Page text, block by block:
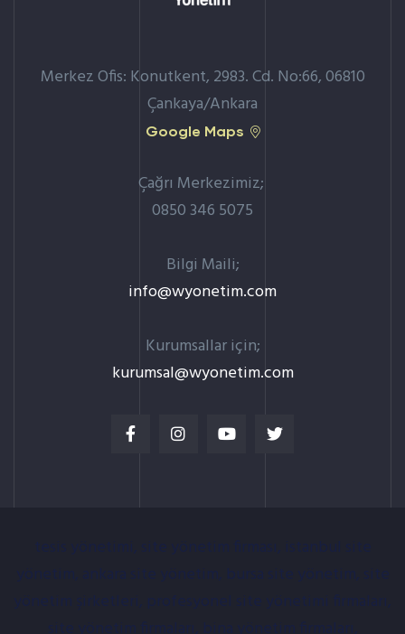
Merkez Ofis: Konutkent, 2983. Cd. No:66, 06810
Çankaya/Ankara
Google Maps
Çağrı Merkezimiz;
0850 346 5075
Bilgi Maili;
info@wyonetim.com
Kurumsallar için;
kurumsal@wyonetim.com